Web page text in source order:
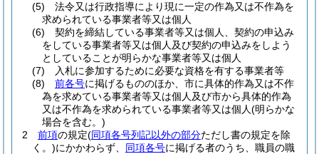
(5)
法令又は行政指導により現に一定の作為又は不作為を
求められている事業者等又は個人
(6)
契約を締結している事業者等又は個人、契約の申込み
をしている事業者等又は個人及び契約の申込みをしよう
としていることが明らかな事業者等又は個人
(7)
入札に参加するために必要な資格を有する事業者等
(8)
前各号に掲げるもののほか、市に具体的作為又は不作
為を求めている事業者等又は個人及び市から具体的作為
又は不作為を求められている事業者等又は個人(明らかな
場合を含む。)
2
前項の規定(同項各号列記以外の部分ただし書の規定を除
く。)にかかわらず、 同項各号に掲げる者のうち、職員の職